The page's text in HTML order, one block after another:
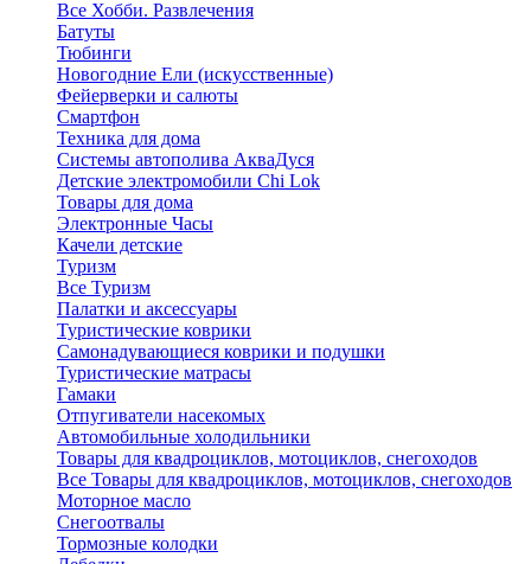
Все Хобби. Развлечения
Батуты
Тюбинги
Новогодние Ели (искусственные)
Фейерверки и салюты
Смартфон
Техника для дома
Системы автополива АкваДуся
Детские электромобили Chi Lok
Товары для дома
Электронные Часы
Качели детские
Туризм
Все Туризм
Палатки и аксессуары
Туристические коврики
Самонадувающиеся коврики и подушки
Туристические матрасы
Гамаки
Отпугиватели насекомых
Автомобильные холодильники
Товары для квадроциклов, мотоциклов, снегоходов
Все Товары для квадроциклов, мотоциклов, снегоходов
Моторное масло
Снегоотвалы
Тормозные колодки